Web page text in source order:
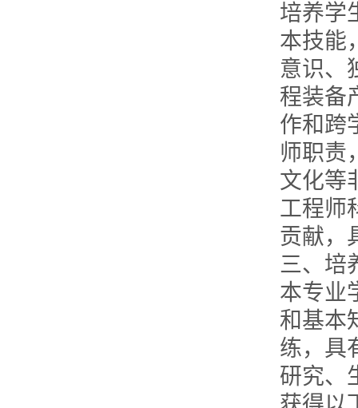
培养学
本技能
意识、
程装备
作和跨
师职责
文化等
工程师
贡献，
三、培
本专业
和基本
练，具
研究、